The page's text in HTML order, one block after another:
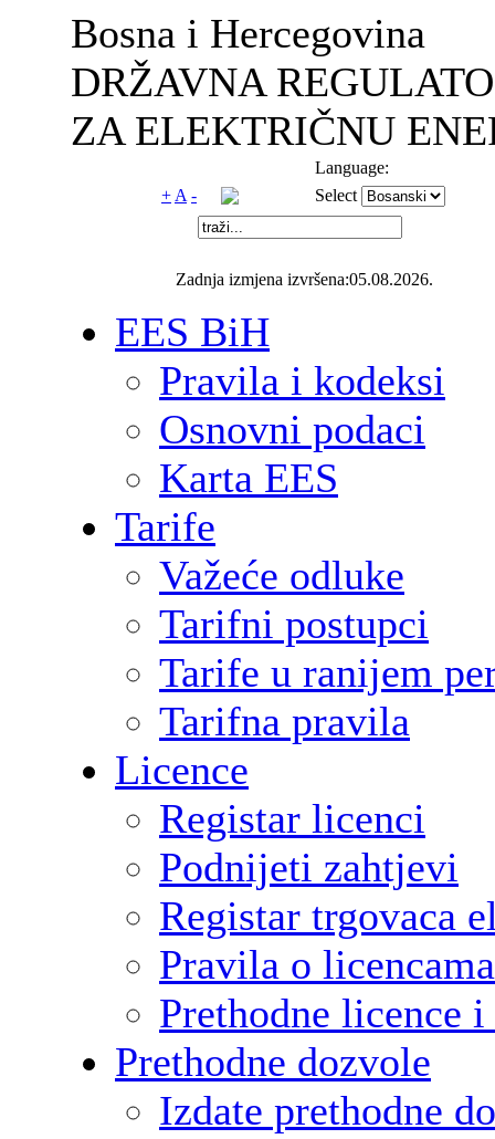
Bosna i Hercegovina
DRŽAVNA
ZA ELEKTRIČNU
Language:
+ A - Select
Zadnja izmjena izvršena:05.08.2026.
EES BiH
Pravila i kodeksi
Osnovni podaci
Karta EES
Tarife
Važeće odluke
Tarifni postupci
Tarife u ranijem
Tarifna pravila
Licence
Registar licenci
Podnijeti zahtjevi
Registar trgovaca
Pravila o licencama
Prethodne licence
Prethodne dozvole
Izdate prethodne